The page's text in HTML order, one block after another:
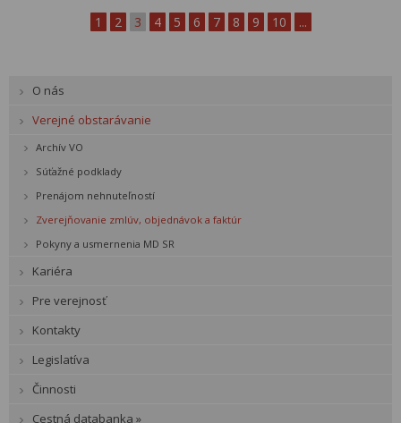
1 2 3 4 5 6 7 8 9 10 ...
O nás
Verejné obstarávanie
Archív VO
Súťažné podklady
Prenájom nehnuteľností
Zverejňovanie zmlúv, objednávok a faktúr
Pokyny a usmernenia MD SR
Kariéra
Pre verejnosť
Kontakty
Legislatíva
Činnosti
Cestná databanka »